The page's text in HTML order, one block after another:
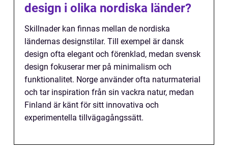
design i olika nordiska länder?
Skillnader kan finnas mellan de nordiska
ländernas designstilar. Till exempel är dansk
design ofta elegant och förenklad, medan svensk
design fokuserar mer på minimalism och
funktionalitet. Norge använder ofta naturmaterial
och tar inspiration från sin vackra natur, medan
Finland är känt för sitt innovativa och
experimentella tillvägagångssätt.